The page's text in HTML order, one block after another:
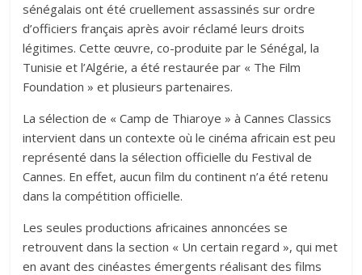
sénégalais ont été cruellement assassinés sur ordre
d’officiers français après avoir réclamé leurs droits
légitimes. Cette œuvre, co-produite par le Sénégal, la
Tunisie et l’Algérie, a été restaurée par « The Film
Foundation » et plusieurs partenaires.
La sélection de « Camp de Thiaroye » à Cannes Classics
intervient dans un contexte où le cinéma africain est peu
représenté dans la sélection officielle du Festival de
Cannes. En effet, aucun film du continent n’a été retenu
dans la compétition officielle.
Les seules productions africaines annoncées se
retrouvent dans la section « Un certain regard », qui met
en avant des cinéastes émergents réalisant des films